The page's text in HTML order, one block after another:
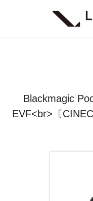
Blackmagic
EVF<br>〔